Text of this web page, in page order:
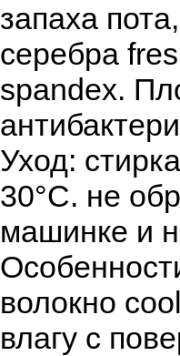
запаха
серебра
spandex.
Уход:
30°C. не
машинке и
волокно
влагу с